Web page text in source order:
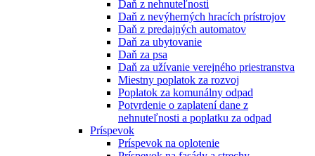
Daň z nehnuteľnosti
Daň z nevýherných hracích prístrojov
Daň z predajných automatov
Daň za ubytovanie
Daň za psa
Daň za užívanie verejného priestranstva
Miestny poplatok za rozvoj
Poplatok za komunálny odpad
Potvrdenie o zaplatení dane z
nehnuteľnosti a poplatku za odpad
Príspevok
Príspevok na oplotenie